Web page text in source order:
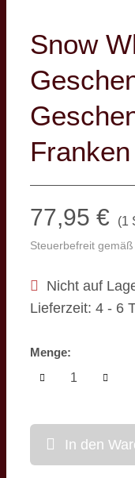
Snow
Franken
77,95 € (1
Steuerbefreit
Nicht auf
Lieferzeit: 4 - 6
Menge:
In den